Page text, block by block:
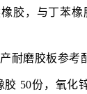
胶，与丁苯橡
耐磨胶板参考
胶 50份，氧化